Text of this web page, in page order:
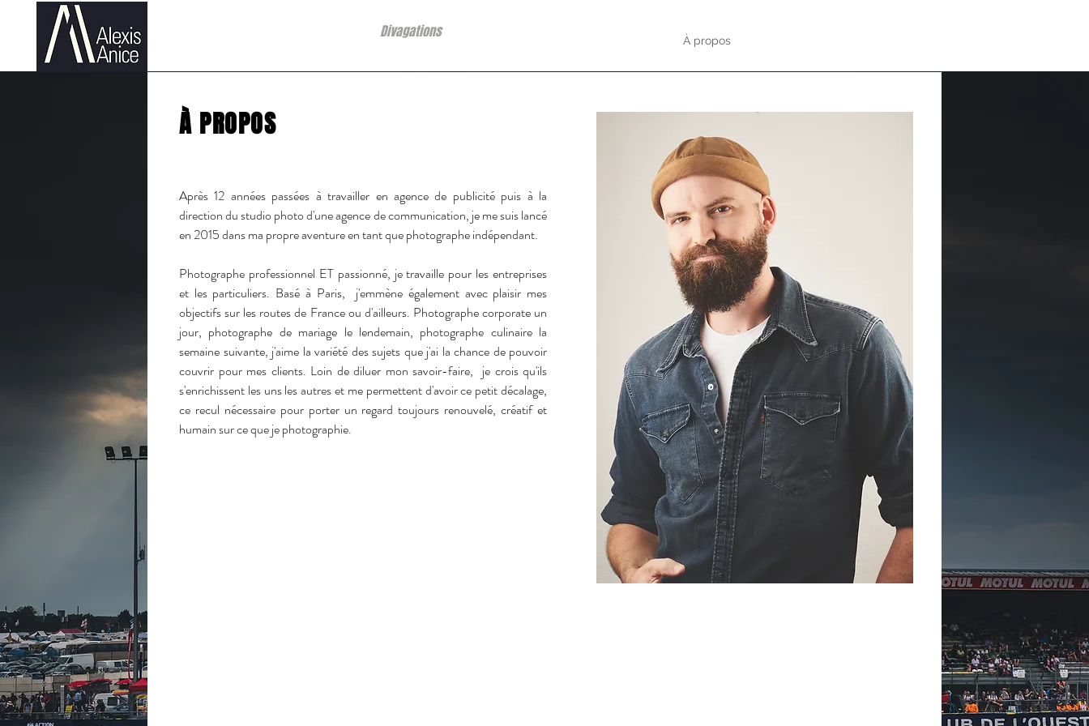
Divagations À propos
À PROPOS
Après 12 années passées à travailler en agence de publicité puis à la
direction du studio photo d'une agence de communication, je me suis lancé
en 2015 dans ma propre aventure en tant que photographe indépendant.
Photographe professionnel ET passionné, je travaille pour les entreprises
et les particuliers. Basé à Paris, j'emmène également avec plaisir mes
objectifs sur les routes de France ou d'ailleurs. Photographe corporate un
jour, photographe de mariage le lendemain, photographe culinaire la
semaine suivante, j'aime la variété des sujets que j'ai la chance de pouvoir
couvrir pour mes clients. Loin de diluer mon savoir-faire, je crois qu'ils
s'enrichissent les uns les autres et me permettent d'avoir ce petit décalage,
ce recul nécessaire pour porter un regard toujours renouvelé, créatif et
humain sur ce que je photographie.